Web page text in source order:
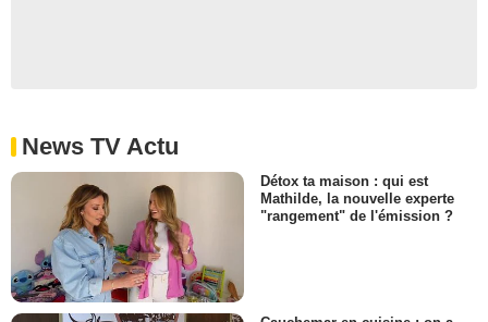
News TV Actu
Détox ta maison : qui est
Mathilde, la nouvelle experte
"rangement" de l'émission ?